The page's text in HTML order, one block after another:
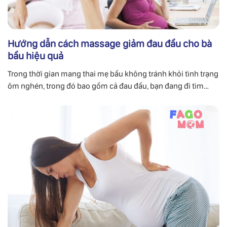
Hướng dẫn cách massage giảm đau đầu cho bà
bầu hiệu quả
Trong thời gian mang thai mẹ bầu không tránh khỏi tình trạng
ôm nghén, trong đó bao gồm cả đau đầu, bạn đang đi tìm